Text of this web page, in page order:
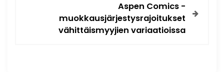
Aspen Comics -
muokkausjärjestysrajoitukset
vähittäismyyjien variaatioissa